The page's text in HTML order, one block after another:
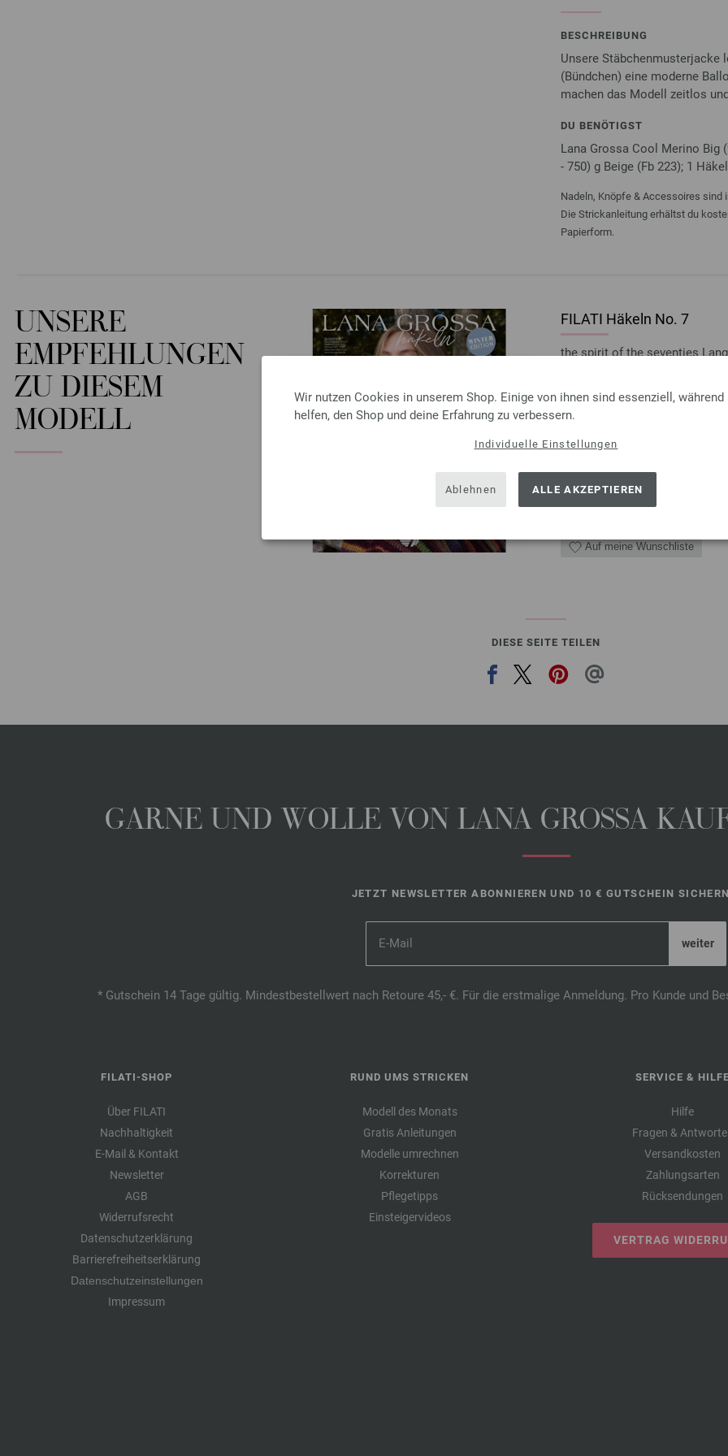
Wir nutzen Cookies in unserem Shop. Einige von ihnen sind essenziell, während
helfen, den Shop und deine Erfahrung zu verbessern.
Individuelle Einstellungen
Ablehnen ALLE AKZEPTIEREN
BESCHREIBUNG
Unsere Stäbchenmusterjacke
(Bündchen) eine moderne
machen das Modell zeitlos
DU BENÖTIGST
Lana Grossa Cool Merino Big
- 750) g Beige (Fb 223); 1
Nadeln, Knöpfe & Accessoires
Die Strickanleitung erhältst du
Papierform.
UNSERE
EMPFEHLUNGEN
ZU DIESEM
MODELL
FILATI Häkeln No. 7
the spirit of the seventies
noch tut? Seit ...
Auf meine Wunschliste
DIESE SEITE TEILEN
GARNE UND WOLLE VON LANA GROSSA
JETZT NEWSLETTER ABONNIEREN UND 10 € GUTSCHEIN
* Gutschein 14 Tage gültig. Mindestbestellwert nach Retoure 45,- €. Für die erstmalige Anmeldung. Pro Kunde und
FILATI-SHOP
Über FILATI
Nachhaltigkeit
E-Mail & Kontakt
Newsletter
AGB
Widerrufsrecht
Datenschutzerklärung
Barrierefreiheitserklärung
Datenschutzeinstellungen
Impressum
RUND UMS STRICKEN
Modell des Monats
Gratis Anleitungen
Modelle umrechnen
Korrekturen
Pflegetipps
Einsteigervideos
SERVICE &
Hilfe
Fragen &
Versandkosten
Zahlungsarten
Rücksendungen
VERTRAG